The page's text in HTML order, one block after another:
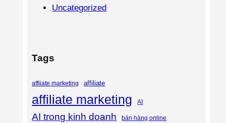
Uncategorized
Tags
affiiate marketing affiliate
affiliate marketing AI
AI trong kinh doanh bán hàng online